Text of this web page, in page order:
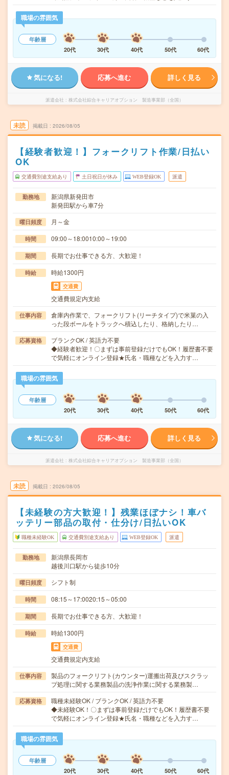
職場の雰囲気
年齢層
20代
30代 40代 50代 60代
気になる! 応募へ進む 詳しく見る
派遣会社 株式会社綜合キャリアオプション 製造事業部（全国）
未読 掲載日 2026/08/05
【経験者歓迎！】フォークリフト作業/日払い
OK
交通費別途支給あり 土日祝日が休み WEB登録OK 派遣
勤務地
新潟県新発田市
新発田駅から車7分
曜日頻度 月～金
時間 09:00～18:0010:00～19:00
期間 長期でお仕事できる方、大歓迎！
時給 時給1300円
交通費
交通費規定内支給
仕事内容
倉庫内作業で、フォークリフト(リーチタイプ)で米菓の入
った段ボールをトラックへ積込したり、格納したり…
応募資格
ブランクOK / 英語力不要
◆経験者歓迎！〇まずは事前登録だけでもOK！履歴書不要
で気軽にオンライン登録★氏名・職種などを入力す…
職場の雰囲気
年齢層
20代
30代 40代 50代 60代
気になる! 応募へ進む 詳しく見る
派遣会社 株式会社綜合キャリアオプション 製造事業部（全国）
未読 掲載日 2026/08/05
【未経験の方大歓迎！】残業ほぼナシ！車バ
ッテリー部品の取付・仕分け/日払いOK
職種未経験OK 交通費別途支給あり WEB登録OK 派遣
勤務地
新潟県長岡市
越後川口駅から徒歩10分
曜日頻度 シフト制
時間 08:15～17:0020:15～05:00
期間 長期でお仕事できる方、大歓迎！
時給 時給1300円
交通費
交通費規定内支給
仕事内容
製品のフォークリフト(カウンター)運搬出荷及びスクラッ
プ処理に関する業務製品の洗浄作業に関する業務製…
応募資格
職種未経験OK / ブランクOK / 英語力不要
◆未経験OK！〇まずは事前登録だけでもOK！履歴書不要
で気軽にオンライン登録★氏名・職種などを入力す…
職場の雰囲気
年齢層
20代
30代 40代 50代 60代